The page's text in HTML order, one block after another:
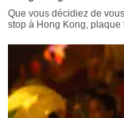
Que vous décidiez de
stop à Hong Kong, plaque